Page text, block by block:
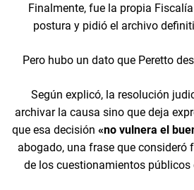
Finalmente, fue la propia
postura y pidió el archivo
Pero hubo un dato que Peretto
Según explicó, la resolución
archivar la causa sino que deja
que esa decisión «no vulnera el
abogado, una frase que consideró
de los cuestionamientos públicos